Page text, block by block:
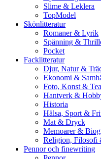
Slime & Leklera
TopModel
Skönlitteratur
Romaner & Lyrik
Spänning &
Pocket
Facklitteratur
Djur, Natur &
Ekonomi &
Foto, Konst &
Hantverk &
Historia
Hälsa, Sport &
Mat & Dryck
Memoarer &
Religion, Filosofi
Pennor och finewriting